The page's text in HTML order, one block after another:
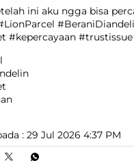
ini aku ngga bisa
#kepercayaan #trustissue
: 29 Jul 2026 4:37 PM